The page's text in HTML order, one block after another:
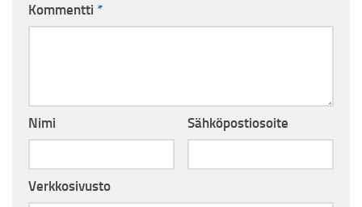
Kommentti *
Nimi Sähköpostiosoite
Verkkosivusto